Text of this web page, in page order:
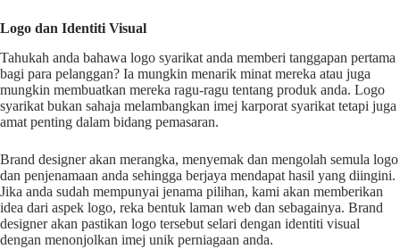
Logo dan Identiti Visual
Tahukah anda bahawa logo syarikat anda memberi tanggapan pertama
bagi para pelanggan? Ia mungkin menarik minat mereka atau juga
mungkin membuatkan mereka ragu-ragu tentang produk anda. Logo
syarikat bukan sahaja melambangkan imej karporat syarikat tetapi juga
amat penting dalam bidang pemasaran.
Brand designer akan merangka, menyemak dan mengolah semula logo
dan penjenamaan anda sehingga berjaya mendapat hasil yang diingini.
Jika anda sudah mempunyai jenama pilihan, kami akan memberikan
idea dari aspek logo, reka bentuk laman web dan sebagainya. Brand
designer akan pastikan logo tersebut selari dengan identiti visual
dengan menonjolkan imej unik perniagaan anda.